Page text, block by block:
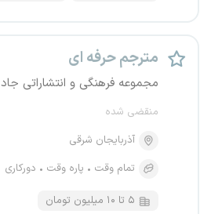
مترجم حرفه ای
مجموعه فرهنگی و انتشاراتی جاد
منقضی شده
آذربایجان شرقی
تمام وقت
پاره وقت دورکاری
۵ تا ۱۰ میلیون تومان